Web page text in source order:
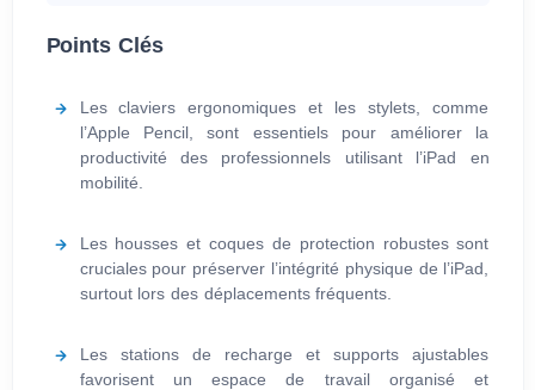
Points Clés
Les claviers ergonomiques et les stylets, comme
l’Apple Pencil, sont essentiels pour améliorer la
productivité des professionnels utilisant l’iPad en
mobilité.
Les housses et coques de protection robustes sont
cruciales pour préserver l’intégrité physique de l’iPad,
surtout lors des déplacements fréquents.
Les stations de recharge et supports ajustables
favorisent un espace de travail organisé et